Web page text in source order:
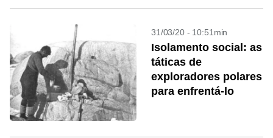
31/03/20 - 10:51min
Isolamento social: as
táticas de
exploradores polares
para enfrentá-lo